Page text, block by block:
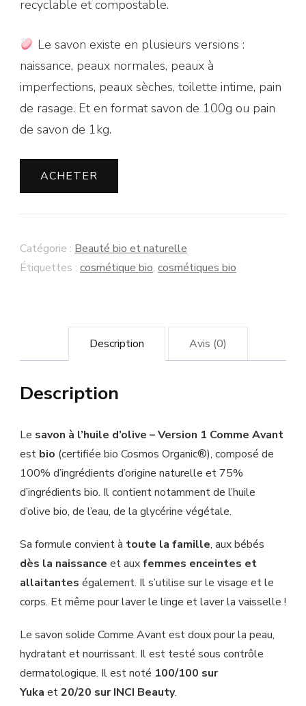
recyclable et compostable.
Le savon existe en plusieurs versions :
naissance, peaux normales, peaux à
imperfections, peaux sèches, toilette intime, pain
de rasage. Et en format savon de 100g ou pain
de savon de 1kg.
ACHETER
Catégorie : Beauté bio et naturelle
Étiquettes : cosmétique bio, cosmétiques bio
Description Avis (0)
Description
Le savon à l’huile d’olive – Version 1 Comme Avant
est bio (certifiée bio Cosmos Organic®), composé de
100% d’ingrédients d’origine naturelle et 75%
d’ingrédients bio. Il contient notamment de l’huile
d’olive bio, de l’eau, de la glycérine végétale.
Sa formule convient à toute la famille, aux bébés
dès la naissance et auxfemmes enceintes et
allaitantes également. Il s’utilise sur le visage et le
corps. Et même pour laver le linge et laver la vaisselle !
Le savon solide Comme Avant est doux pour la peau,
hydratant et nourrissant. Il est testé sous contrôle
dermatologique. Il est noté 100/100 sur
Yuka et20/20 sur INCI Beauty.